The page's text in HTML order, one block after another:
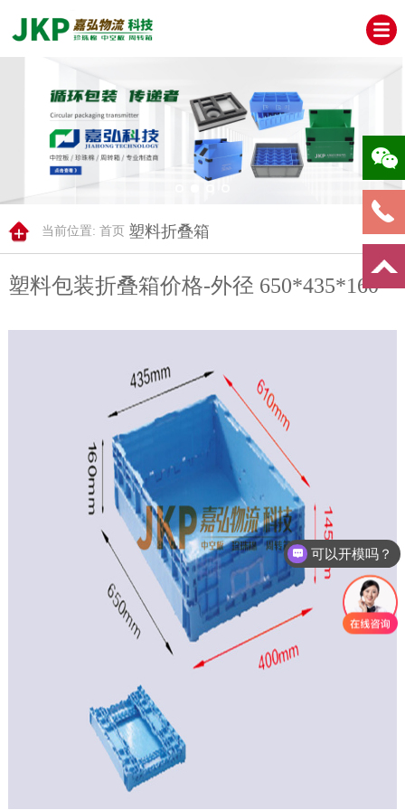
当前位置: 首页 塑料折叠箱
塑料包装折叠箱价格-外径 650*435*160
可以开模吗？